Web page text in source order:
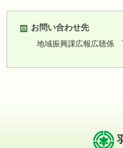
お問い合わせ先
地域振興課広報広聴係